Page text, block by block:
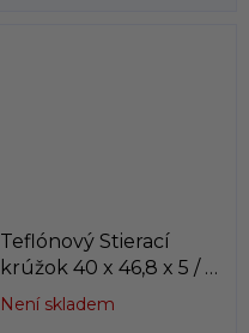
Teflónový Stierací
krúžok 40 x 46,8 x 5 / 5
K708-040
Není skladem